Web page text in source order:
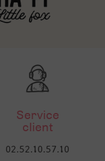
Service
client
02.52.10.57.10